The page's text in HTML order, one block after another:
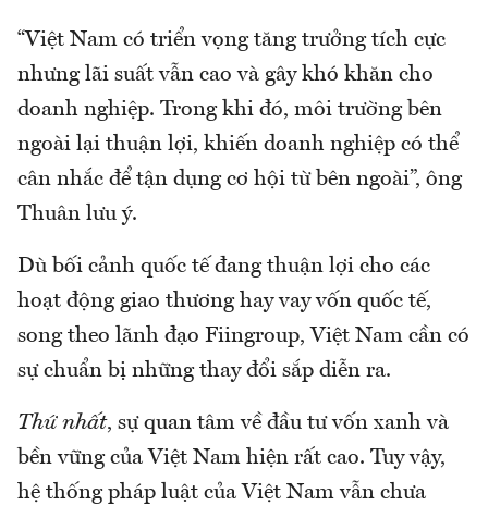
“Việt Nam có triển vọng tăng trưởng tích cực
nhưng lãi suất vẫn cao và gây khó khăn cho
doanh nghiệp. Trong khi đó, môi trường bên
ngoài lại thuận lợi, khiến doanh nghiệp có thể
cân nhắc để tận dụng cơ hội từ bên ngoài”, ông
Thuân lưu ý.
Dù bối cảnh quốc tế đang thuận lợi cho các
hoạt động giao thương hay vay vốn quốc tế,
song theo lãnh đạo Fiingroup, Việt Nam cần có
sự chuẩn bị những thay đổi sắp diễn ra.
Thứ nhất, sự quan tâm về đầu tư vốn xanh và
bền vững của Việt Nam hiện rất cao. Tuy vậy,
hệ thống pháp luật của Việt Nam vẫn chưa